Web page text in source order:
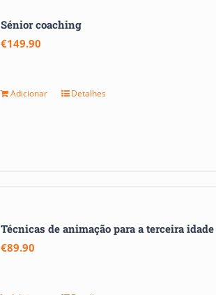
Sénior coaching
€149.90
Adicionar Detalhes
Técnicas de animação para a terceira idade
€89.90